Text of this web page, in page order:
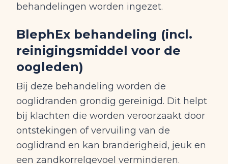
behandelingen worden ingezet.
BlephEx behandeling (incl.
reinigingsmiddel voor de
oogleden)
Bij deze behandeling worden de
ooglidranden grondig gereinigd. Dit helpt
bij klachten die worden veroorzaakt door
ontstekingen of vervuiling van de
ooglidrand en kan branderigheid, jeuk en
een zandkorrelgevoel verminderen.